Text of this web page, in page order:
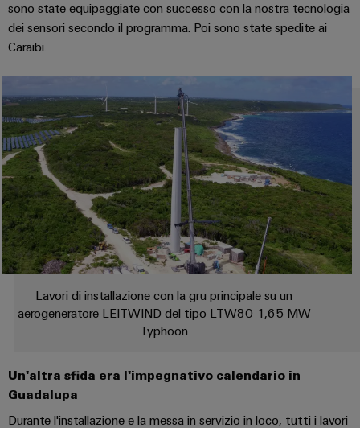
elettrici
della
costruzione
di
quadri
elettrici
Device
manufacturers
Soluzioni
di
connettività
innovative
per
dispositivi
Il
futuro
la
gestione
SOFTWARE
di
IIoT
e
automazione
Analitica
industriale
Automazione
industriale
IoT
industriale
industriale
Piattaforma
e
relè
solido
Amplificatori
di
isolamento
e
trasduttori
di
misura
Custodie
elettronici
Protezione
ricambi
e
webinar
Opzioni
di
ordinamento
digitali
eShop
Interfaccia
Interfaccia
EDI
your
IIoT
Automation
Solution
Partner
Eventi
e
fiere
Fiere
mondiali
ed
eventi
Infrastruttura
edifici
partner
All'ingrosso
Partenariati
sono state equipaggiate con successo con la nostra tecnologia
dei sensori secondo il programma. Poi sono state spedite ai
Caraibi.
Lavori di installazione con la gru principale su un
aerogeneratore LEITWIND del tipo LTW80 1,65 MW
Typhoon
Un'altra sfida era l'impegnativo calendario in
Guadalupa
Durante l'installazione e la messa in servizio in loco, tutti i lavori